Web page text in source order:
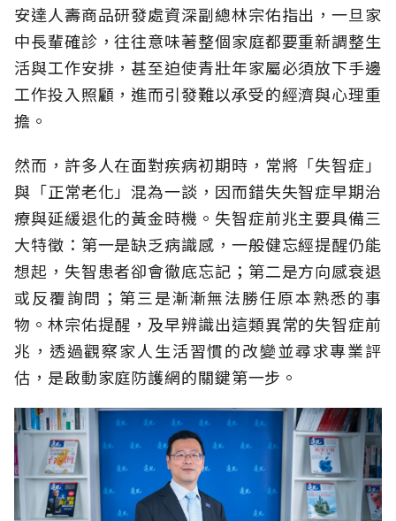
安達人壽商品研發處資深副總林宗佑指出，一旦家
中長輩確診，往往意味著整個家庭都要重新調整生
活與工作安排，甚至迫使青壯年家屬必須放下手邊
工作投入照顧，進而引發難以承受的經濟與心理重
擔。
然而，許多人在面對疾病初期時，常將「失智症」
與「正常老化」混為一談，因而錯失失智症早期治
療與延緩退化的黃金時機。失智症前兆主要具備三
大特徵：第一是缺乏病識感，一般健忘經提醒仍能
想起，失智患者卻會徹底忘記；第二是方向感衰退
或反覆詢問；第三是漸漸無法勝任原本熟悉的事
物。林宗佑提醒，及早辨識出這類異常的失智症前
兆，透過觀察家人生活習慣的改變並尋求專業評
估，是啟動家庭防護網的關鍵第一步。